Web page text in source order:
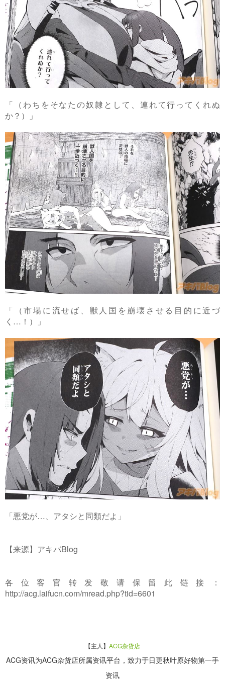
「（わちをそなたの奴隷として、連れて行ってくれぬ
か？）」
「（市場に流せば、獣人国を崩壊させる目的に近づ
く…！）」
「悪党が…、アタシと同類だよ」
【来源】アキバBlog
各位客官转发敬请保留此链接：
http://acg.laifucn.com/mread.php?tid=6601
【主人】 ACG杂货店
ACG资讯为ACG杂货店所属资讯平台，致力于日更秋叶原好物第一手
资讯